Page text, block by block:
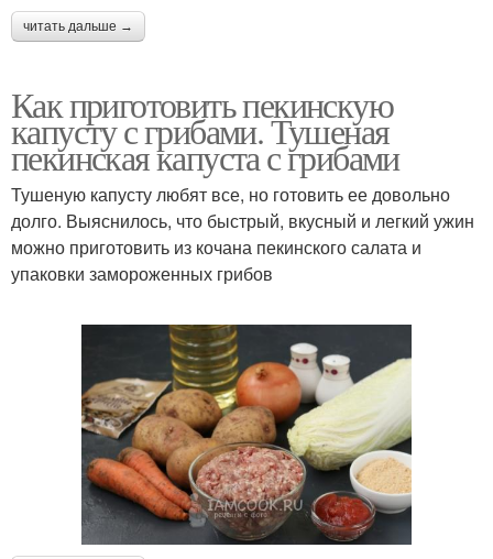
читать дальше →
Как приготовить пекинскую
капусту с грибами. Тушеная
пекинская капуста с грибами
Тушеную капусту любят все, но готовить ее довольно
долго. Выяснилось, что быстрый, вкусный и легкий ужин
можно приготовить из кочана пекинского салата и
упаковки замороженных грибов